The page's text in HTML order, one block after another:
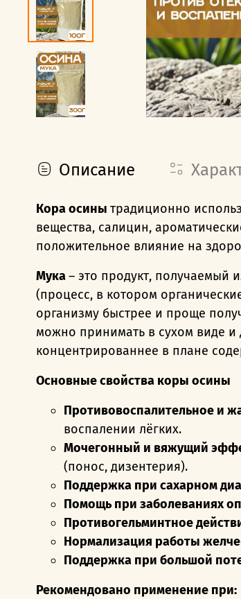
Описание
Кора осины традиционно
вещества, салицин,
положительное влияние на
Мука– это продукт, получаемый
(процесс, в котором
организму быстрее и проще
можно принимать в сухом виде и
концентрированнее в плане
Основные свойства коры осины
Противовоспалительное и
воспалении лёгких.
Мочегонный и вяжущий
(понос, дизентерия).
Поддержка при сахарном
Помощь при заболеваниях
Противогельминтное
Нормализация работы
Поддержка при большой
Рекомендовано применение при: